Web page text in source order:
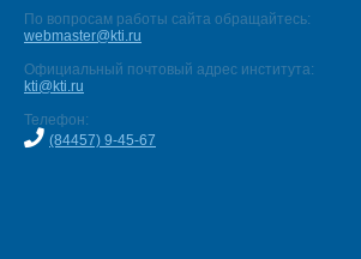
По вопросам работы сайта обращайтесь:
webmaster@kti.ru
Официальный почтовый адрес института:
kti@kti.ru
Телефон:
(84457) 9-45-67